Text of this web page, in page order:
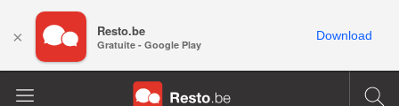
× Resto.be
Gratuite - Google Play
Download